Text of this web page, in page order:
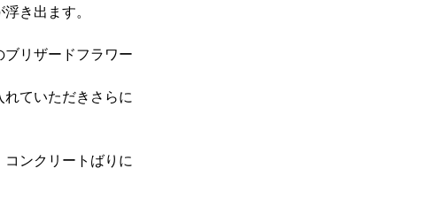
き出ます。
リザードフラワー
ていただきさらに
ンクリートばりに